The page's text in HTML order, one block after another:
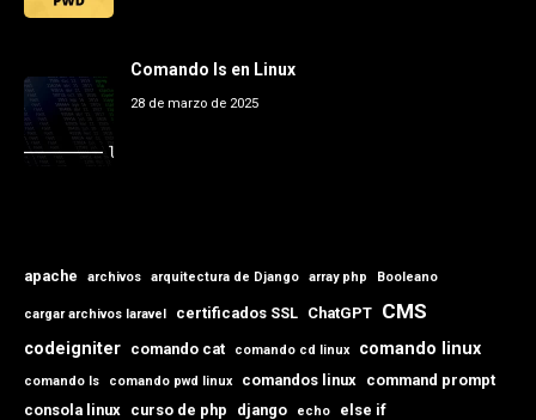
Comando ls en Linux
28 de marzo de 2025
apache archivos arquitectura de Django array php Booleano
cargar archivos laravel certificados SSL ChatGPT CMS
codeigniter comando cat comando cd linux comando linux
comando ls comando pwd linux comandos linux command prompt
consola linux curso de php django echo else if